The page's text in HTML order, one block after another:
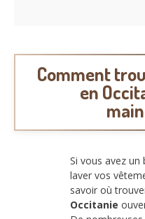
Comment
en
Si vous avez
laver vos
savoir où
Occitanie